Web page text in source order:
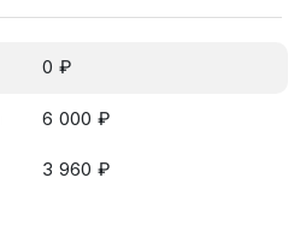
0 ₽
6 000 ₽
3 960 ₽